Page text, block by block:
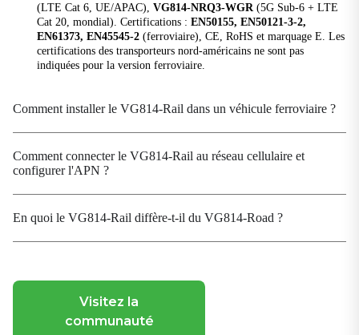
Interfaces véhicule
Bus CAN
1 x CAN 2.0B + 1 x CAN 2.0B (FMS)
11 x DI, 4 x DO
En série
USB
1 port USB 3.0 (Type-A)
Double bande 2,4/5 GHz
Débit maximal
2,4 GHz : 17 dBm ; 5 GHz : 17 dBm
(LTE Cat 6, UE/APAC), VG814-NRQ3-WGR (5G Sub-6 + LTE
Cat 20, mondial). Certifications : EN50155, EN50121-3-2,
EN61373, EN45545-2 (ferroviaire), CE, RoHS et marquage E. Les
certifications des transporteurs nord-américains ne sont pas
indiquées pour la version ferroviaire.
Comment installer le VG814-Rail dans un véhicule ferroviaire ?
Comment connecter le VG814-Rail au réseau cellulaire et
configurer l'APN ?
En quoi le VG814-Rail diffère-t-il du VG814-Road ?
Visitez la
communauté